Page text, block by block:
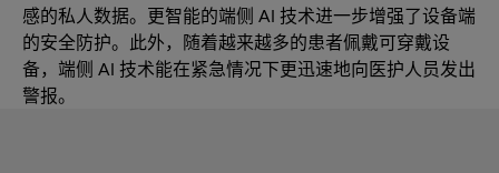
感的私人数据。更智能的端侧 AI 技术进一步增强了设备端
的安全防护。此外，随着越来越多的患者佩戴可穿戴设
备，端侧 AI 技术能在紧急情况下更迅速地向医护人员发出
警报。